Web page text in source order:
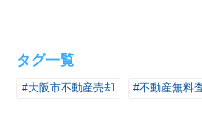
タグ一覧
#大阪市不動産売却 #不動産無料